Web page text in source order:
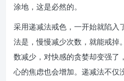
涂地，这是必然的。
采用递减法戒色，一开始就陷入
法是，慢慢减少次数，就能戒掉
数减少，对快感的贪婪却变强了
心的焦虑也会增加。递减法不仅